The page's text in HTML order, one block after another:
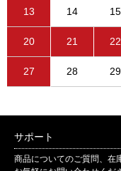
13 14 15
20 21 22
27 28 29
サポート
商品についてのご質問、在